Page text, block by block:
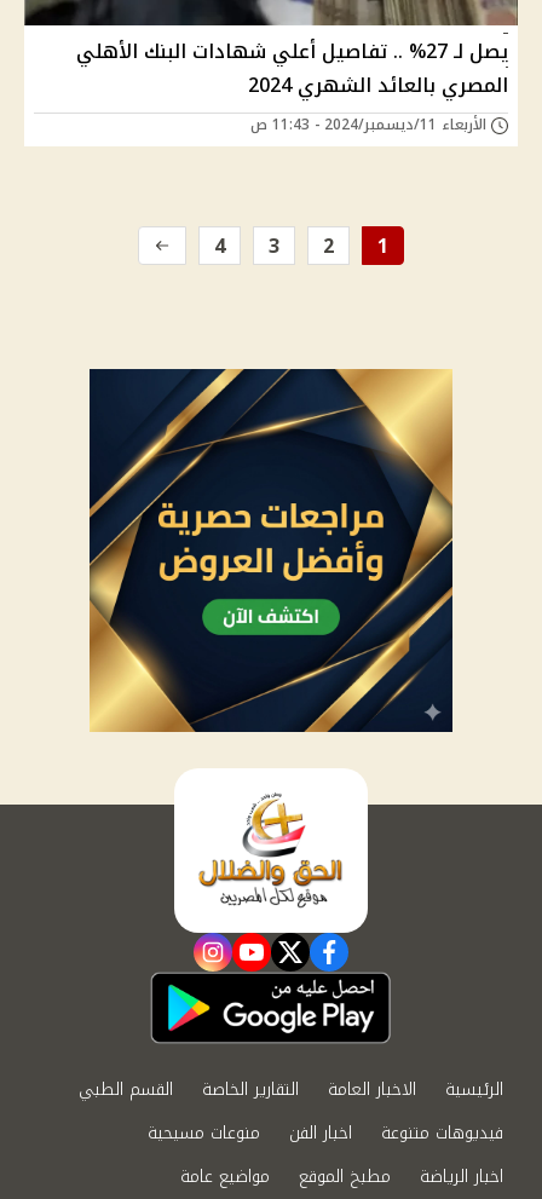
يصل لـ 27% .. تفاصيل أعلي شهادات البنك الأهلي
المصري بالعائد الشهري 2024
الأربعاء 11/ديسمبر/2024 - 11:43 ص
1
2
3
4
facebook
twitter
youtube
instagram
الرئيسية الاخبار العامة التقارير الخاصة
القسم الطبي
فيديوهات متنوعة
اخبار الفن
منوعات مسيحية
اخبار الرياضة
مطبخ الموقع مواضيع عامة